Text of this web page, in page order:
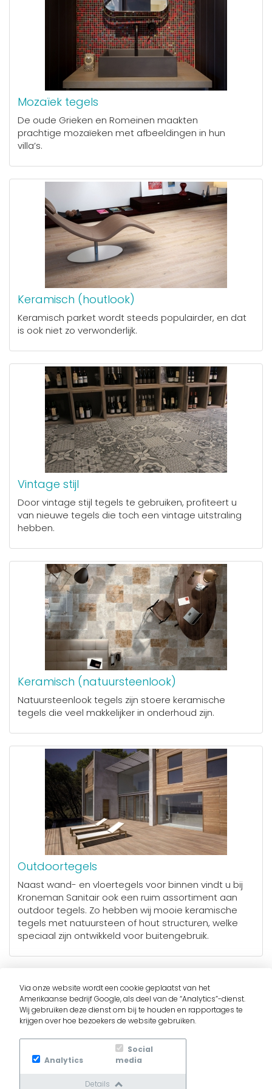
Mozaïek tegels
De oude Grieken en Romeinen maakten
prachtige mozaïeken met afbeeldingen in hun
villa’s.
Keramisch (houtlook)
Keramisch parket wordt steeds populairder, en dat
is ook niet zo verwonderlijk.
Vintage stijl
Door vintage stijl tegels te gebruiken, profiteert u
van nieuwe tegels die toch een vintage uitstraling
hebben.
Keramisch (natuursteenlook)
Natuursteenlook tegels zijn stoere keramische
tegels die veel makkelijker in onderhoud zijn.
Outdoortegels
Naast wand- en vloertegels voor binnen vindt u bij
Kroneman Sanitair ook een ruim assortiment aan
outdoor tegels. Zo hebben wij mooie keramische
tegels met natuursteen of hout structuren, welke
speciaal zijn ontwikkeld voor buitengebruik.
Via onze website wordt een cookie geplaatst van het
Amerikaanse bedrijf Google, als deel van de “Analytics”-dienst.
Wij gebruiken deze dienst om bij te houden en rapportages te
krijgen over hoe bezoekers de website gebruiken.
Analytics
Social
media
Details